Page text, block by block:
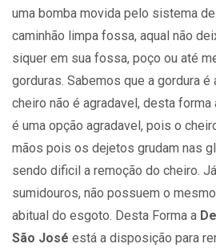
uma bomba movida pelo sistema
caminhão limpa fossa, aqual não
siquer em sua fossa, poço ou até
gorduras. Sabemos que a gordura
cheiro não é agradavel, desta forma
é uma opção agradavel, pois o
mãos pois os dejetos grudam nas
sendo dificil a remoção do cheiro.
sumidouros, não possuem o
abitual do esgoto. Desta Forma a
São José está a disposição para